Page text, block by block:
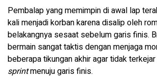
Pembalap yang memimpin di awal lap
kali menjadi korban karena disalip oleh
belakangnya sesaat sebelum garis finis.
bermain sangat taktis dengan menjaga
beberapa tikungan akhir agar tidak
sprintmenuju garis finis.